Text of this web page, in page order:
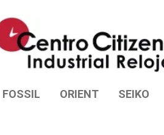
FOSSIL ORIENT SEIKO